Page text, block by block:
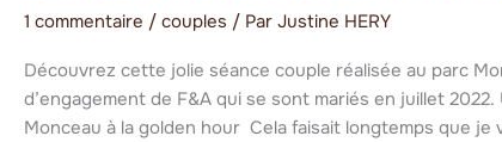
1 commentaire / couples / Par Justine HERY
Découvrez cette jolie séance couple réalisée au parc
d’engagement de F&A qui se sont mariés en juillet
Monceau à la golden hour Cela faisait longtemps que je
parc
Monceau